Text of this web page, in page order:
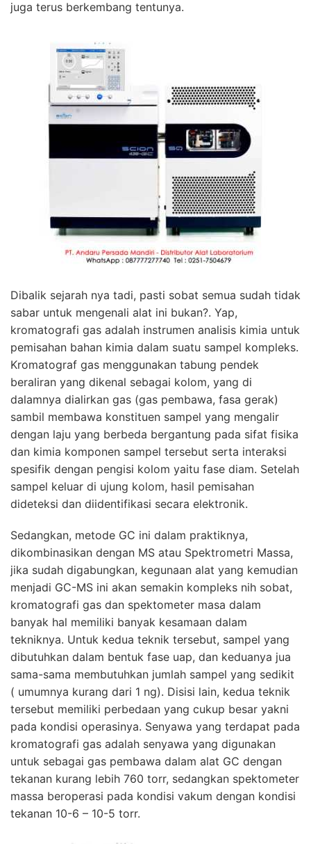
juga terus berkembang tentunya.
Dibalik sejarah nya tadi, pasti sobat semua sudah tidak
sabar untuk mengenali alat ini bukan?. Yap,
kromatografi gas adalah instrumen analisis kimia untuk
pemisahan bahan kimia dalam suatu sampel kompleks.
Kromatograf gas menggunakan tabung pendek
beraliran yang dikenal sebagai kolom, yang di
dalamnya dialirkan gas (gas pembawa, fasa gerak)
sambil membawa konstituen sampel yang mengalir
dengan laju yang berbeda bergantung pada sifat fisika
dan kimia komponen sampel tersebut serta interaksi
spesifik dengan pengisi kolom yaitu fase diam. Setelah
sampel keluar di ujung kolom, hasil pemisahan
dideteksi dan diidentifikasi secara elektronik.
Sedangkan, metode GC ini dalam praktiknya,
dikombinasikan dengan MS atau Spektrometri Massa,
jika sudah digabungkan, kegunaan alat yang kemudian
menjadi GC-MS ini akan semakin kompleks nih sobat,
kromatografi gas dan spektometer masa dalam
banyak hal memiliki banyak kesamaan dalam
tekniknya. Untuk kedua teknik tersebut, sampel yang
dibutuhkan dalam bentuk fase uap, dan keduanya jua
sama-sama membutuhkan jumlah sampel yang sedikit
( umumnya kurang dari 1 ng). Disisi lain, kedua teknik
tersebut memiliki perbedaan yang cukup besar yakni
pada kondisi operasinya. Senyawa yang terdapat pada
kromatografi gas adalah senyawa yang digunakan
untuk sebagai gas pembawa dalam alat GC dengan
tekanan kurang lebih 760 torr, sedangkan spektometer
massa beroperasi pada kondisi vakum dengan kondisi
tekanan 10-6 – 10-5 torr.